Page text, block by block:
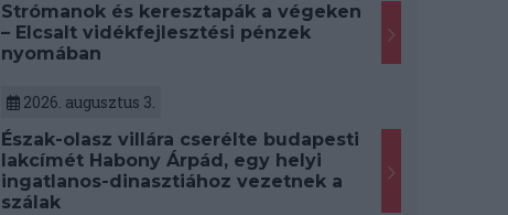
Strómanok és keresztapák a végeken
– Elcsalt vidékfejlesztési pénzek
nyomában
2026. augusztus 3.
Észak-olasz villára cserélte budapesti
lakcímét Habony Árpád, egy helyi
ingatlanos-dinasztiához vezetnek a
szálak